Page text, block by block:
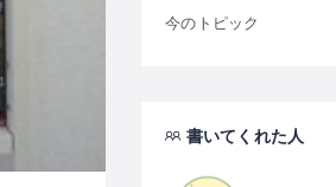
今のトピック
書いてくれた人